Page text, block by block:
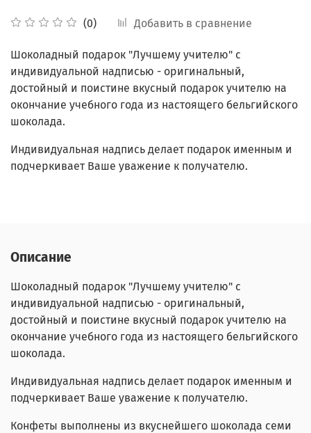
(0) Добавить в сравнение
Шоколадный подарок "Лучшему учителю" с
индивидуальной надписью - оригинальный,
достойный и поистине вкусный подарок учителю на
окончание учебного года из настоящего бельгийского
шоколада.
Индивидуальная надпись делает подарок именным и
подчеркивает Ваше уважение к получателю.
Описание
Шоколадный подарок "Лучшему учителю" с
индивидуальной надписью - оригинальный,
достойный и поистине вкусный подарок учителю на
окончание учебного года из настоящего бельгийского
шоколада.
Индивидуальная надпись делает подарок именным и
подчеркивает Ваше уважение к получателю.
Конфеты выполнены из вкуснейшего шоколада семи